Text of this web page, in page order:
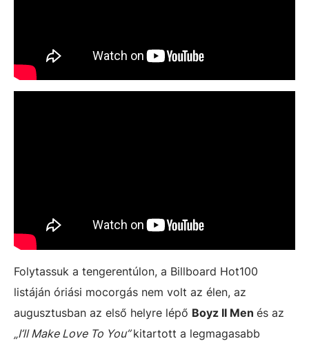
Folytassuk a tengerentúlon, a Billboard Hot100
listáján óriási mocorgás nem volt az élen, az
augusztusban az első helyre lépő Boyz II Men és az
„I’ll Make Love To You”kitartott a legmagasabb